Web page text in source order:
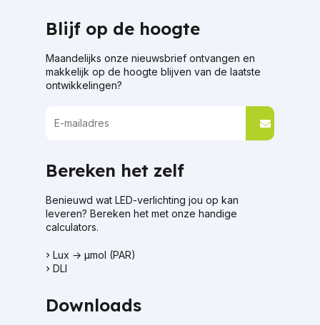
Blijf op de hoogte
Maandelijks onze nieuwsbrief ontvangen en
makkelijk op de hoogte blijven van de laatste
ontwikkelingen?
Bereken het zelf
Benieuwd wat LED-verlichting jou op kan
leveren? Bereken het met onze handige
calculators.
Lux → μmol (PAR)
DLI
Downloads